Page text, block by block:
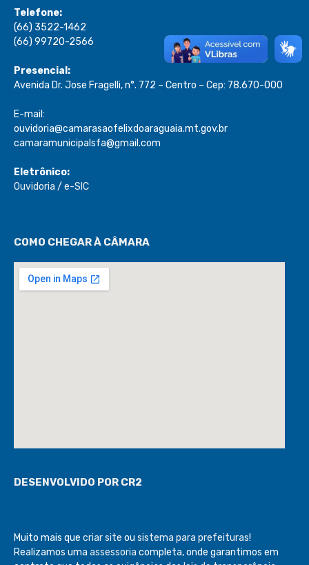
Telefone:
(66) 3522-1462
(66) 99720-2566
Presencial:
Avenida Dr. Jose Fragelli, n°. 772 – Centro – Cep: 78.670-000
E-mail:
ouvidoria@camarasaofelixdoaraguaia.mt.gov.br
camaramunicipalsfa@gmail.com
Eletrônico:
Ouvidoria / e-SIC
COMO CHEGAR À CÂMARA
DESENVOLVIDO POR CR2
Muito mais que criar site ou sistema para prefeituras!
Realizamos uma assessoria completa, onde garantimos em